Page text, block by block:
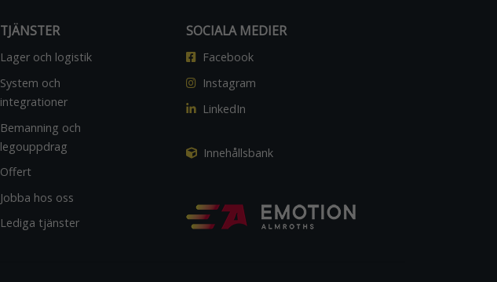
TJÄNSTER
Lager och logistik
System och
integrationer
Bemanning och
legouppdrag
Offert
Jobba hos oss
Lediga tjänster
SOCIALA MEDIER
Facebook
Instagram
LinkedIn
Innehållsbank
Statistik
För att vi ska
kunna
webbplatsens
funktionalitet
uppbyggnad,
baserat på
webbplatsen
används.